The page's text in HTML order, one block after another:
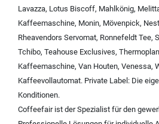
Lavazza, Lotus Biscoff, Mahlkönig,
Kaffeemaschine, Monin, Mövenpick,
Rheavendors Servomat, Ronnefeldt Tee,
Tchibo, Teahouse Exclusives, Thermoplan
Kaffeemaschine, Van Houten, Venessa,
Kaffeevollautomat. Private Label: Die
Konditionen.
Coffeefair ist der Spezialist für den